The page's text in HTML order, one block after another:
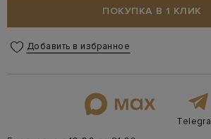
ПОКУПКА В 1 КЛИК
Добавить в избранное